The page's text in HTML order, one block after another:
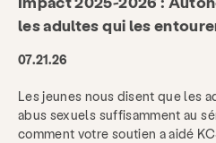
les adultes qui les
07.21.26
Les jeunes nous disent que les
abus sexuels suffisamment au
comment votre soutien a aidé